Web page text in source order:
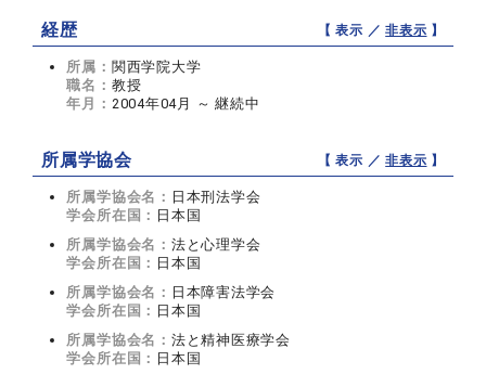
経歴 【 表示 ／非表示 】
所属： 関西学院大学
職名： 教授
年月： 2004年04月 ～ 継続中
所属学協会 【 表示 ／非表示 】
所属学協会名： 日本刑法学会
学会所在国： 日本国
所属学協会名： 法と心理学会
学会所在国： 日本国
所属学協会名： 日本障害法学会
学会所在国： 日本国
所属学協会名： 法と精神医療学会
学会所在国： 日本国